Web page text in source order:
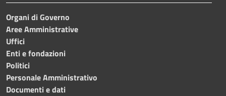
Organi di Governo
Aree Amministrative
Uffici
Enti e fondazioni
Politici
Personale Amministrativo
Documenti e dati